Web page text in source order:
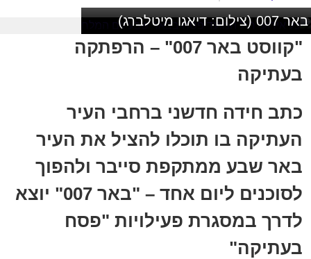
באר 007 (צילום: דיאגו מיטלברג)
"קווסט באר 007" – הרפתקה
בעתיקה
​​​​​​​כתב חידה חדשני ברחבי העיר
העתיקה בו תוכלו להציל את העיר
באר שבע ממתקפת סייבר ולהפוך
לסוכנים ליום אחד – "באר 007" יוצא
לדרך במסגרת פעילויות "פסח
בעתיקה"